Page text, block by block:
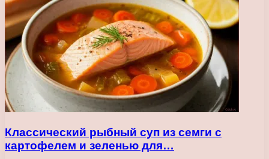
Классический рыбный суп из семги с
картофелем и зеленью для…